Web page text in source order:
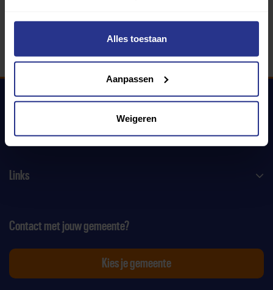
Alles toestaan
Aanpassen
Weigeren
Links
Contact met jouw gemeente?
Kies je gemeente